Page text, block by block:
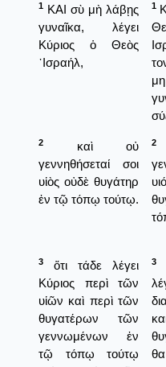
1 ΚΑΙ σὺ μὴ λάβῃς
γυναῖκα, λέγει
Κύριος ὁ Θεὸς
᾿Ισραήλ,
1
2
καὶ οὐ
γεννηθήσεταί σοι
υἱὸς οὐδὲ θυγάτηρ
ἐν τῷ τόπῳ τούτῳ.
2
3
ὅτι τάδε λέγει
Κύριος περὶ τῶν
υἱῶν καὶ περὶ τῶν
θυγατέρων τῶν
γεννωμένων ἐν
τῷ τόπῳ τούτῳ
3